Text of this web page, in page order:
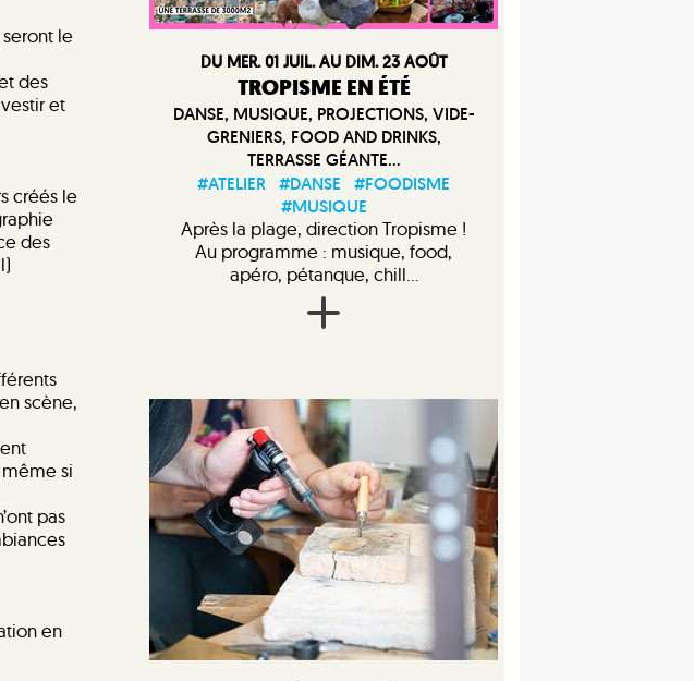
le
des
et
créés le
des
scène,
si
pas
en
DU MER. 01 JUIL. AU DIM. 23 AOÛT
TROPISME EN ÉTÉ
DANSE, MUSIQUE, PROJECTIONS, VIDE-
GRENIERS, FOOD AND DRINKS,
TERRASSE GÉANTE...
#ATELIER #DANSE
#FOODISME
#MUSIQUE
Après la plage, direction Tropisme !
Au programme : musique, food,
apéro, pétanque, chill...